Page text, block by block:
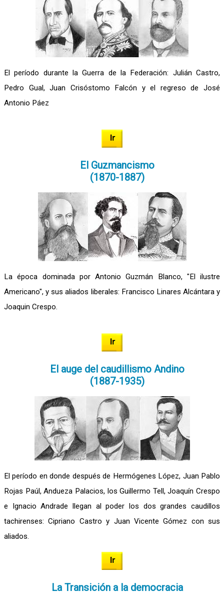
El período durante la Guerra de la Federación: Julián Castro,
Pedro Gual, Juan Crisóstomo Falcón y el regreso de José
Antonio Páez
El Guzmancismo
(1870-1887)
La época dominada por Antonio Guzmán Blanco, "El ilustre
Americano", y sus aliados liberales: Francisco Linares Alcántara y
Joaquin Crespo.
El auge del caudillismo Andino
(1887-1935)
El período en donde después de Hermógenes López, Juan Pablo
Rojas Paúl, Andueza Palacios, los Guillermo Tell, Joaquín Crespo
e Ignacio Andrade llegan al poder los dos grandes caudillos
tachirenses: Cipriano Castro y Juan Vicente Gómez con sus
aliados.
La Transición a la democracia